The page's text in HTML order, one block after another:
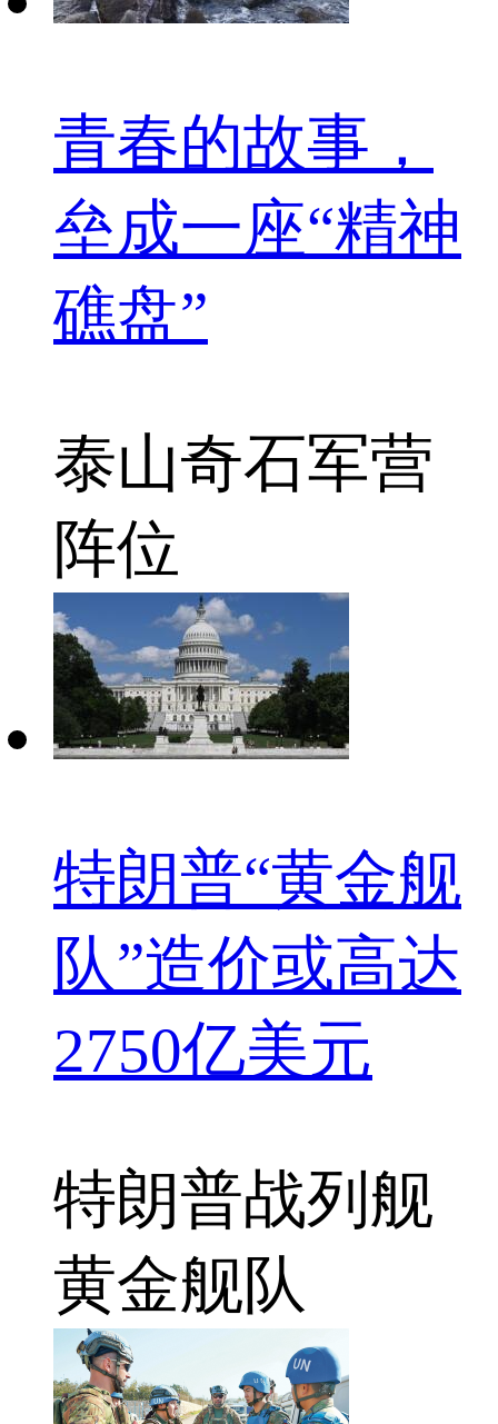
青春的故事，
垒成一座“精神
礁盘”
泰山奇石军营
阵位
特朗普“黄金舰
队”造价或高达
2750亿美元
特朗普战列舰
黄金舰队